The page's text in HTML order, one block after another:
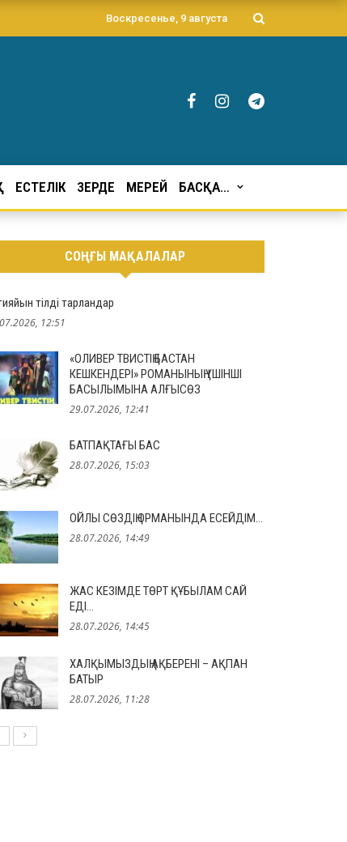
Воскресенье, 9 августа
ЕСТЕЛІК ЗЕРДЕ МЕРЕЙ БАСҚА…
СОҢҒЫ МАҚАЛАЛАР
тілді тарландар
12:51
«ОЛИВЕР ТВИСТІҢ БАСТАН
КЕШКЕНДЕРІ» РОМАНЫНЫҢ ҮШІНШІ
БАСЫЛЫМЫНА АЛҒЫСӨЗ
29.07.2026, 12:41
БАТПАҚТАҒЫ БАС
28.07.2026, 15:03
ОЙЛЫ СӨЗДІҢ ОРМАНЫНДА ЕСЕЙДІМ…
28.07.2026, 14:49
ЖАС КЕЗІМДЕ ТӨРТ ҚҰБЫЛАМ САЙ
ЕДІ…
28.07.2026, 14:45
ХАЛҚЫМЫЗДЫҢ АҚБЕРЕНІ – АҚПАН
БАТЫР
28.07.2026, 11:28